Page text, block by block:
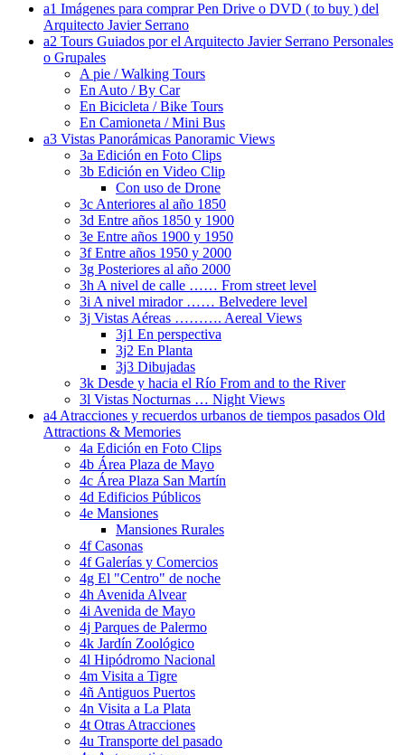
a1 Imágenes para comprar Pen Drive o DVD ( to buy ) del
Arquitecto Javier Serrano
a2 Tours Guiados por el Arquitecto Javier Serrano Personales
o Grupales
A pie / Walking Tours
En Auto / By Car
En Bicicleta / Bike Tours
En Camioneta / Mini Bus
a3 Vistas Panorámicas Panoramic Views
3a Edición en Foto Clips
3b Edición en Video Clip
Con uso de Drone
3c Anteriores al año 1850
3d Entre años 1850 y 1900
3e Entre años 1900 y 1950
3f Entre años 1950 y 2000
3g Posteriores al año 2000
3h A nivel de calle …… From street level
3i A nivel mirador …… Belvedere level
3j Vistas Aéreas ………. Aereal Views
3j1 En perspectiva
3j2 En Planta
3j3 Dibujadas
3k Desde y hacia el Río From and to the River
3l Vistas Nocturnas … Night Views
a4 Atracciones y recuerdos urbanos de tiempos pasados Old
Attractions & Memories
4a Edición en Foto Clips
4b Área Plaza de Mayo
4c Área Plaza San Martín
4d Edificios Públicos
4e Mansiones
Mansiones Rurales
4f Casonas
4f Galerías y Comercios
4g El "Centro" de noche
4h Avenida Alvear
4i Avenida de Mayo
4j Parques de Palermo
4k Jardín Zoológico
4l Hipódromo Nacional
4m Visita a Tigre
4ñ Antiguos Puertos
4n Visita a La Plata
4t Otras Atracciones
4u Transporte del pasado